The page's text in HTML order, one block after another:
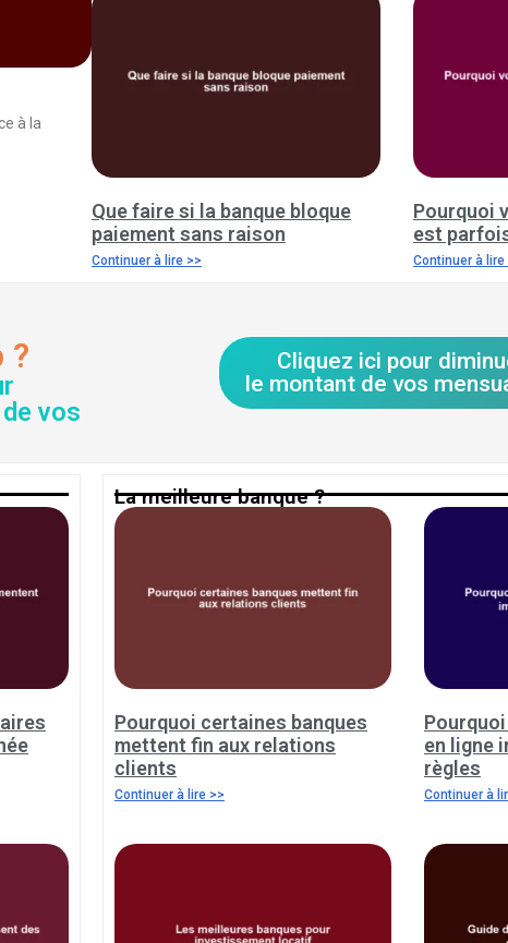
à la
Que faire si la banque bloque
paiement sans raison
Continuer à lire >>
Pourquoi
est
Continuer à lire
?
vos
Cliquez ici pour
le montant de vos
La meilleure banque ?
Pourquoi certaines banques
mettent fin aux relations
clients
Continuer à lire >>
en ligne
règles
Continuer à